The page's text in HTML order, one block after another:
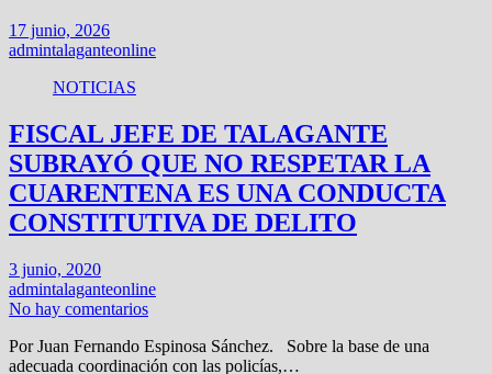
17 junio, 2026
admintalaganteonline
NOTICIAS
FISCAL JEFE DE TALAGANTE
SUBRAYÓ QUE NO RESPETAR LA
CUARENTENA ES UNA CONDUCTA
CONSTITUTIVA DE DELITO
3 junio, 2020
admintalaganteonline
No hay comentarios
Por Juan Fernando Espinosa Sánchez. Sobre la base de una
adecuada coordinación con las policías,…